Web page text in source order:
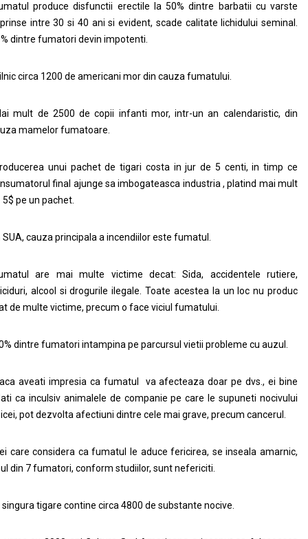
produce disfunctii erectile la 50% dintre barbatii cu varste
intre 30 si 40 ani si evident, scade calitate lichidului seminal.
dintre fumatori devin impotenti.
circa 1200 de americani mor din cauza fumatului.
mult de 2500 de copii infanti mor, intr-un an calendaristic, din
mamelor fumatoare.
unui pachet de tigari costa in jur de 5 centi, in timp ce
final ajunge sa imbogateasca industria , platind mai mult
5$ pe un pachet.
SUA, cauza principala a incendiilor este fumatul.
are mai multe victime decat: Sida, accidentele rutiere,
alcool si drogurile ilegale. Toate acestea la un loc nu produc
de multe victime, precum o face viciul fumatului.
dintre fumatori intampina pe parcursul vietii probleme cu auzul.
aveati impresia ca fumatul va afecteaza doar pe dvs., ei bine
ca inculsiv animalele de companie pe care le supuneti nocivului
pot dezvolta afectiuni dintre cele mai grave, precum cancerul.
care considera ca fumatul le aduce fericirea, se inseala amarnic,
din 7 fumatori, conform studiilor, sunt nefericiti.
singura tigare contine circa 4800 de substante nocive.